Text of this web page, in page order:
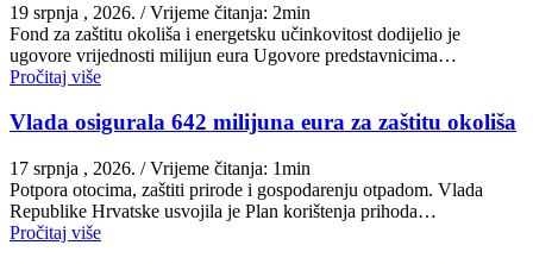
19 srpnja , 2026. / Vrijeme čitanja: 2min
Fond za zaštitu okoliša i energetsku učinkovitost dodijelio je
ugovore vrijednosti milijun eura Ugovore predstavnicima…
Pročitaj više
Vlada osigurala 642 milijuna eura za zaštitu okoliša
17 srpnja , 2026. / Vrijeme čitanja: 1min
Potpora otocima, zaštiti prirode i gospodarenju otpadom. Vlada
Republike Hrvatske usvojila je Plan korištenja prihoda…
Pročitaj više